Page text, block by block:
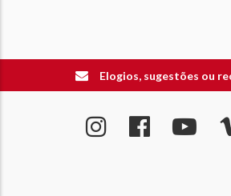
Elogios, sugestões ou